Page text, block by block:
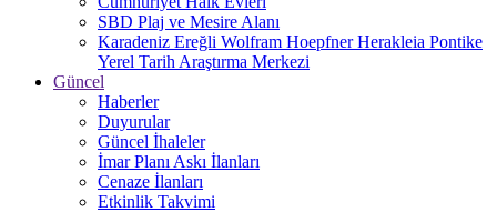
SBD Plaj ve Mesire Alanı
Karadeniz Ereğli Wolfram Hoepfner Herakleia Pontike
Yerel Tarih Araştırma Merkezi
Güncel
Haberler
Duyurular
Güncel İhaleler
İmar Planı Askı İlanları
Cenaze İlanları
Etkinlik Takvimi